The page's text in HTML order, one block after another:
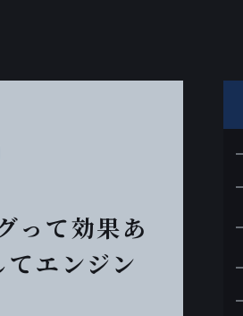
って効果あ
エンジン